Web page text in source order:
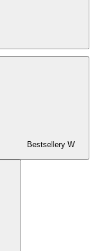
Bestsellery W